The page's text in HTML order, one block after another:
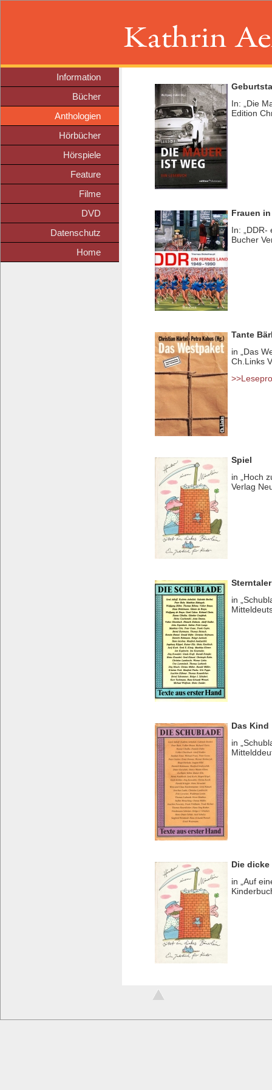
Information
Bücher
Anthologien
Hörbücher
Hörspiele
Feature
Filme
DVD
Datenschutz
Home
In: „Die
Edition
Frauen
In:
Bucher
Tante
in „Das
Ch.Links
Spiel
in „Hoch
Verlag
Sterntaler
in
Das Kind
in
Die dicke
in „Auf